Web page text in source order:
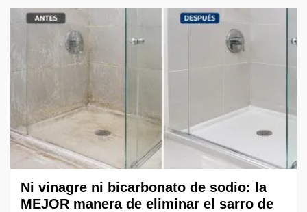
Ni vinagre ni bicarbonato de sodio: la
MEJOR manera de eliminar el sarro de